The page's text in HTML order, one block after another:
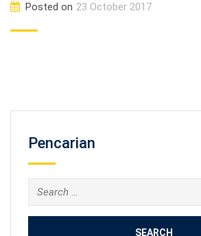
Posted on 23 October 2017
Pencarian
Search
for: